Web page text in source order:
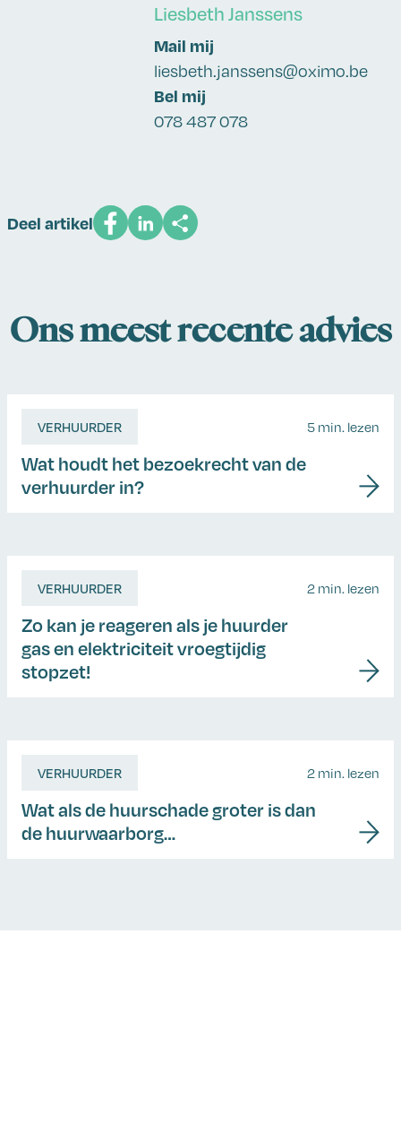
Liesbeth Janssens
Mail mij
liesbeth.janssens@oximo.be
Bel mij
078 487 078
Deel artikel
Ons meest recente advies
VERHUURDER 5 min. lezen
Wat houdt het bezoekrecht van de
verhuurder in?
VERHUURDER 2 min. lezen
Zo kan je reageren als je huurder
gas en elektriciteit vroegtijdig
stopzet!
VERHUURDER 2 min. lezen
Wat als de huurschade groter is dan
de huurwaarborg…